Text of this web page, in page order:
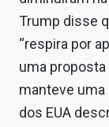
Trump disse
“respira por
uma proposta
manteve
dos EUA